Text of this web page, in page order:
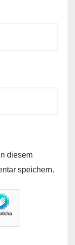
diesem
speichern.